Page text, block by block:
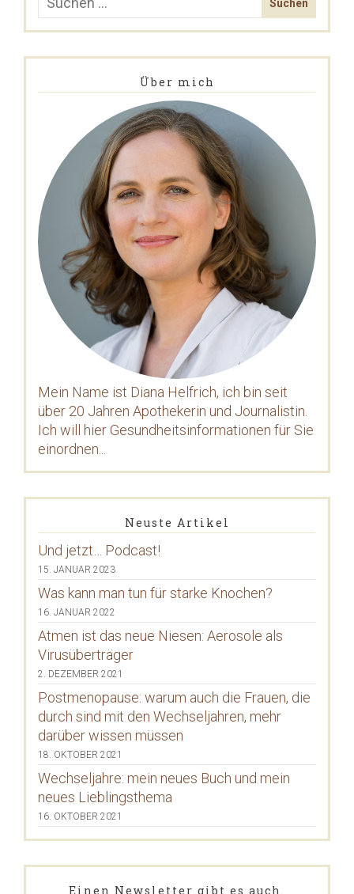
Über mich
Mein Name ist Diana Helfrich, ich bin seit
über 20 Jahren Apothekerin und Journalistin.
Ich will hier Gesundheitsinformationen für Sie
einordnen...
Neuste Artikel
Und jetzt… Podcast!
15. JANUAR 2023
Was kann man tun für starke Knochen?
16. JANUAR 2022
Atmen ist das neue Niesen: Aerosole als
Virusüberträger
2. DEZEMBER 2021
Postmenopause: warum auch die Frauen, die
durch sind mit den Wechseljahren, mehr
darüber wissen müssen
18. OKTOBER 2021
Wechseljahre: mein neues Buch und mein
neues Lieblingsthema
16. OKTOBER 2021
Einen Newsletter gibt es auch.